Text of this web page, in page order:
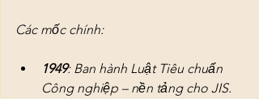
Các mốc chính:
1949: Ban hành Luật Tiêu chuẩn
Công nghiệp – nền tảng cho JIS.